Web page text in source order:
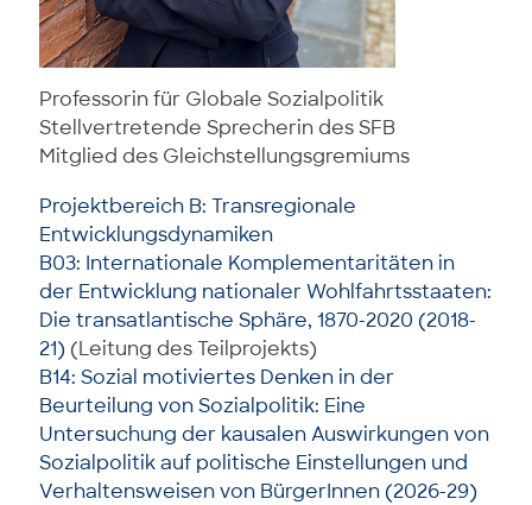
Professorin für Globale Sozialpolitik
Stellvertretende Sprecherin des SFB
Mitglied des Gleichstellungsgremiums
Projektbereich B: Transregionale
Entwicklungsdynamiken
B03: Internationale Komplementaritäten in
der Entwicklung nationaler Wohlfahrtsstaaten:
Die transatlantische Sphäre, 1870-2020 (2018-
21) (Leitung des Teilprojekts)
B14: Sozial motiviertes Denken in der
Beurteilung von Sozialpolitik: Eine
Untersuchung der kausalen Auswirkungen von
Sozialpolitik auf politische Einstellungen und
Verhaltensweisen von BürgerInnen (2026-29)